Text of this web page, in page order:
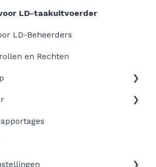
LD-taakuitvoerder
LD-Beheerders
en Rechten
en pas aan